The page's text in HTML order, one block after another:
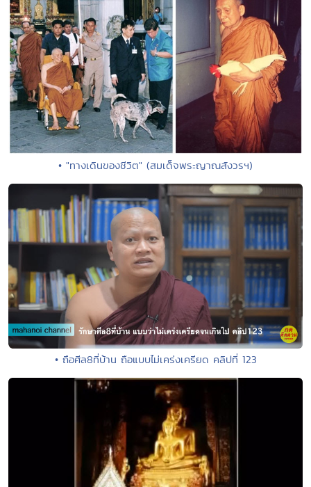
• "ทางเดินของชีวิต" (สมเด็จพระญาณสังวรฯ)
• ถือศีล8ที่บ้าน ถือแบบไม่เคร่งเครียด คลิปที่ 123